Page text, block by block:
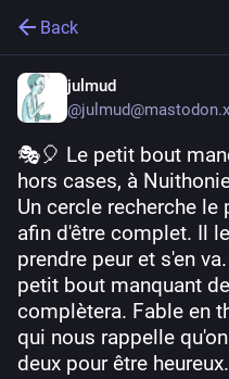
Back
julmud
🎭🎈 Le petit bout
hors cases, à
Un cercle recherche le
afin d'être complet. Il
prendre peur et s'en
petit bout manquant
complètera. Fable en
qui nous rappelle
deux pour être heureux.